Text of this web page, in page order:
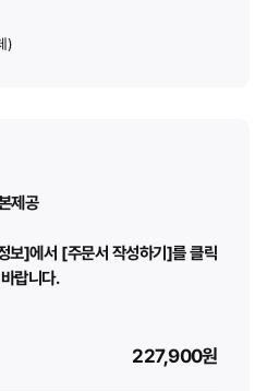
)
제공
보]에서 [주문서 작성하기]를 클릭
랍니다.
227,900원